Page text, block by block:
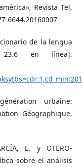
Revista Tel,
6644.20160007
de la lengua
23.6 en línea].
urbaine:
Géographique,
E. y OTERO-
sobre el análisis